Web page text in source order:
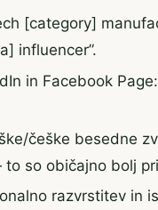
[category]
influencer”.
in Facebook
češke besedne
so običajno bolj
razvrstitev in